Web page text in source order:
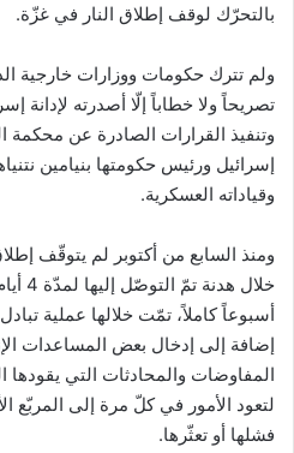
بالتحرّك لوقف إطلاق النار في غزّة.
ولم تترك حكومات ووزارات خارجية
تصريحاً ولا خطاباً إلّا أصدرته لإدانة
وتنفيذ القرارات الصادرة عن محكمة
إسرائيل ورئيس حكومتها بنيامين
وقياداته العسكرية.
ومنذ السابع من أكتوبر لم يتوقّف
خلال
أسبوعاً كاملاً، تمّت خلالها عملية
إضافة إلى إدخال بعض المساعدات
المفاوضات والمحادثات التي يقودها
لتعود الأمور في كلّ مرة إلى المربّع
فشلها أو تعثّرها.